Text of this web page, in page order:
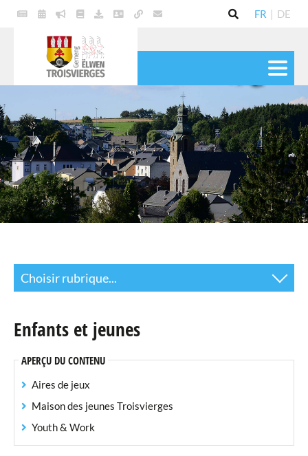
FR | DE
COMMUNE
SERVICES
VIE PRATIQUE
Choisir rubrique...
Taxes communales
Règlements communaux
Enseignement scolaire
Internat Privé
Enfants et jeunes
APERÇU DU CONTENU
Aires de jeux
Maison des jeunes Troisvierges
Youth & Work